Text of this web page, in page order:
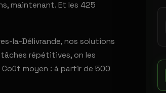
maintenant. Et les 425
la-Délivrande, nos solutions
répétitives, on les
moyen : à partir de 500